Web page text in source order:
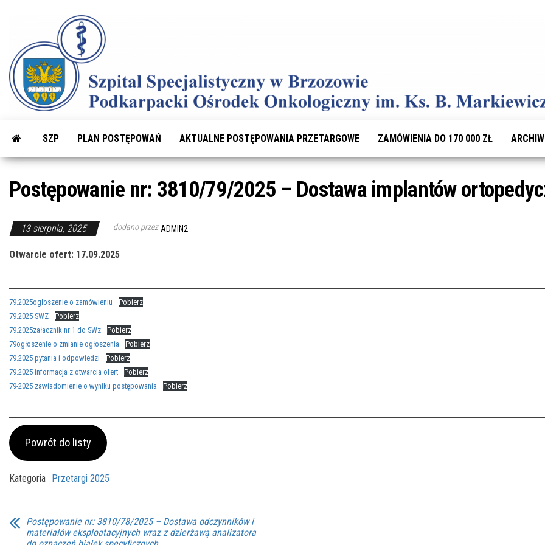
SZP PLAN POSTĘPOWAŃ AKTUALNE POSTĘPOWANIA PRZETARGOWE ZAMÓWIENIA DO 170 000 ZŁ
Postępowanie nr: 3810/79/2025 – Dostawa implantów
13 sierpnia, 2025 dodano przez ADMIN2
Otwarcie ofert: 17.09.2025
79.2025ogłoszenie o zamówieniu
Pobierz
79.2025 SWZ
Pobierz
79.2025załacznik nr 1 do SWz
Pobierz
79ogłoszenie o zmianie ogłoszenia
Pobierz
79.2025 pytania i odpowiedzi
Pobierz
79.2025 informacja z otwarcia ofert
Pobierz
79-2025 zawiadomienie o wyniku postępowania
Pobierz
Powrót do listy
Kategoria Przetargi 2025
Postępowanie nr: 3810/78/2025 – Dostawa odczynników i
materiałów eksploatacyjnych wraz z dzierżawą analizatora